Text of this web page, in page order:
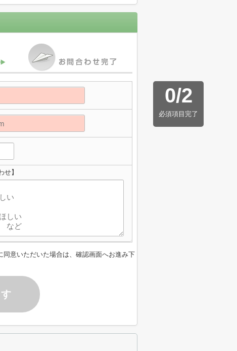
0/2
必須項目完了
せ】
同意いただいた場合は、確認画面へお進み下